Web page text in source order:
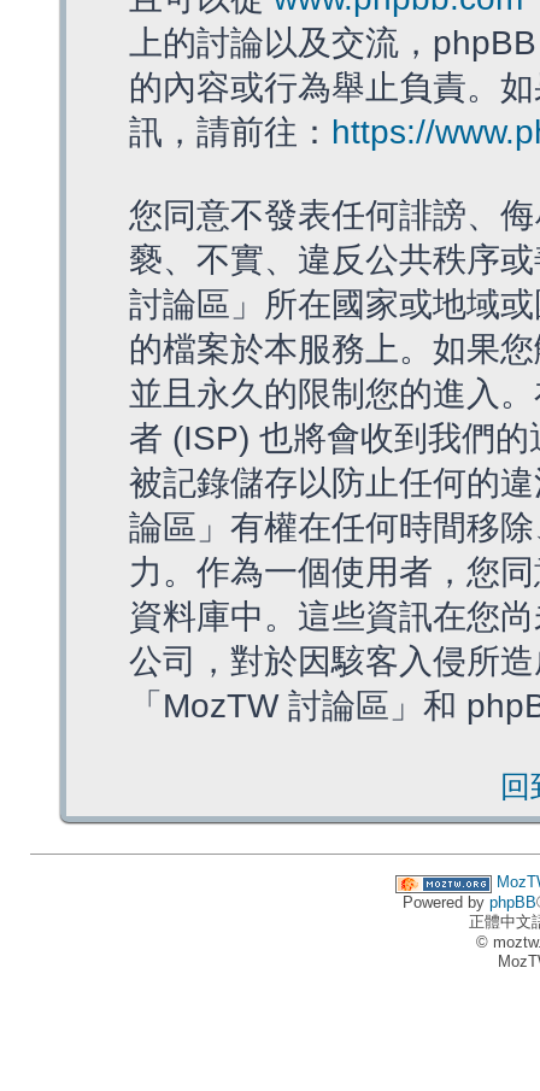
上的討論以及交流，
的內容或行為舉止負責。
訊，請前往： https://
您同意不發表任何誹謗、
褻、不實、違反公共秩序
討論區」所在國家或地域
的檔案於本服務上。如果
並且永久的限制您的進入
者 (ISP) 也將會收到我們
被記錄儲存以防止任何的
論區」有權在任何時間移
力。作為一個使用者，您
資料庫中。這些資訊在您
公司，對於因駭客入侵所
「MozTW 討論區」和
Powered by phpBB
正體中文
©